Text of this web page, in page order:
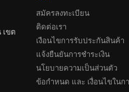
เขต
สมัครลงทะเบียน
ติดต่อเรา
เงือนไขการรับประกันสินค้า
แจ้งยืนยันการชำระเงิน
นโยบายความเป็นส่วนตัว
ข้อกำหนด และ เงื่อนไขในก